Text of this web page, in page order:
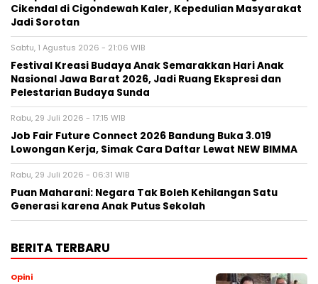
Cikendal di Cigondewah Kaler, Kepedulian Masyarakat
Jadi Sorotan
Sabtu, 1 Agustus 2026 - 21:06 WIB
Festival Kreasi Budaya Anak Semarakkan Hari Anak
Nasional Jawa Barat 2026, Jadi Ruang Ekspresi dan
Pelestarian Budaya Sunda
Rabu, 29 Juli 2026 - 17:15 WIB
Job Fair Future Connect 2026 Bandung Buka 3.019
Lowongan Kerja, Simak Cara Daftar Lewat NEW BIMMA
Rabu, 29 Juli 2026 - 06:31 WIB
Puan Maharani: Negara Tak Boleh Kehilangan Satu
Generasi karena Anak Putus Sekolah
BERITA TERBARU
Opini